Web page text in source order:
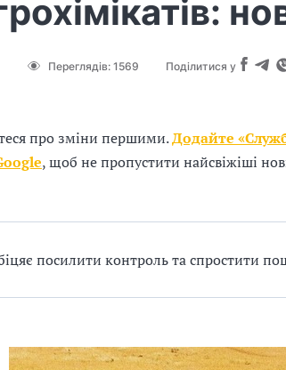
Переглядів: 1569 Поділитися у
про зміни першими.Додайте
, щоб не пропустити найсвіжіші
посилити контроль та спростити